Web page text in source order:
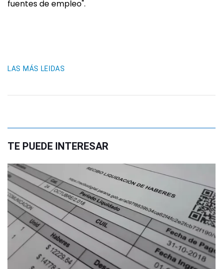
fuentes de empleo".
LAS MÁS LEIDAS
TE PUEDE INTERESAR